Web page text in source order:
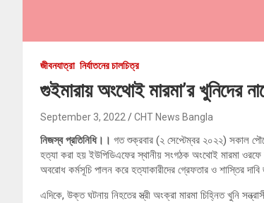
জীবনযাত্রা নির্যাতনের চালচিত্র
গুইমারায় অংথোই মারমা’র খুনিদের
September 3, 2022 CHT News Bangla
নিজস্ব প্রতিনিধি।। গত শুক্রবার (২ সেপ্টেম্বর ২০২২) সকাল
হত্যা করা হয় ইউপিডিএফের স্থানীয় সংগঠক অংথোই মারমা
অবরোধ কর্মসূচি পালন করে হত্যাকারীদের গ্রেফতার ও শাস্তির
এদিকে, উক্ত ঘটনায় নিহতের স্ত্রী অংক্রা মারমা চিহ্নিত খুনি